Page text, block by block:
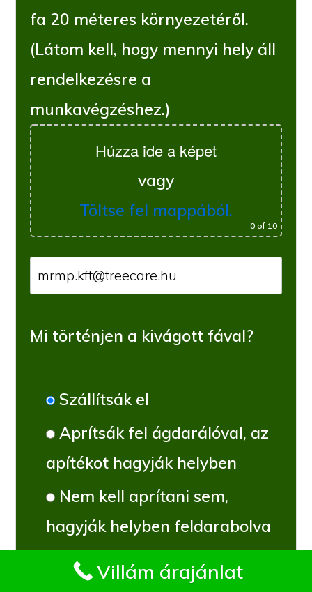
fa 20 méteres környezetéről.
(Látom kell, hogy mennyi hely áll
rendelkezésre a
munkavégzéshez.)
Húzza ide a képet
vagy
Töltse fel mappából.
0of 10
Mi történjen a kivágott fával?
Szállítsák el
Aprítsák fel ágdarálóval, az
apítékot hagyják helyben
Nem kell aprítani sem,
hagyják helyben feldarabolva
Van a fa közelében (a
Villám árajánlat